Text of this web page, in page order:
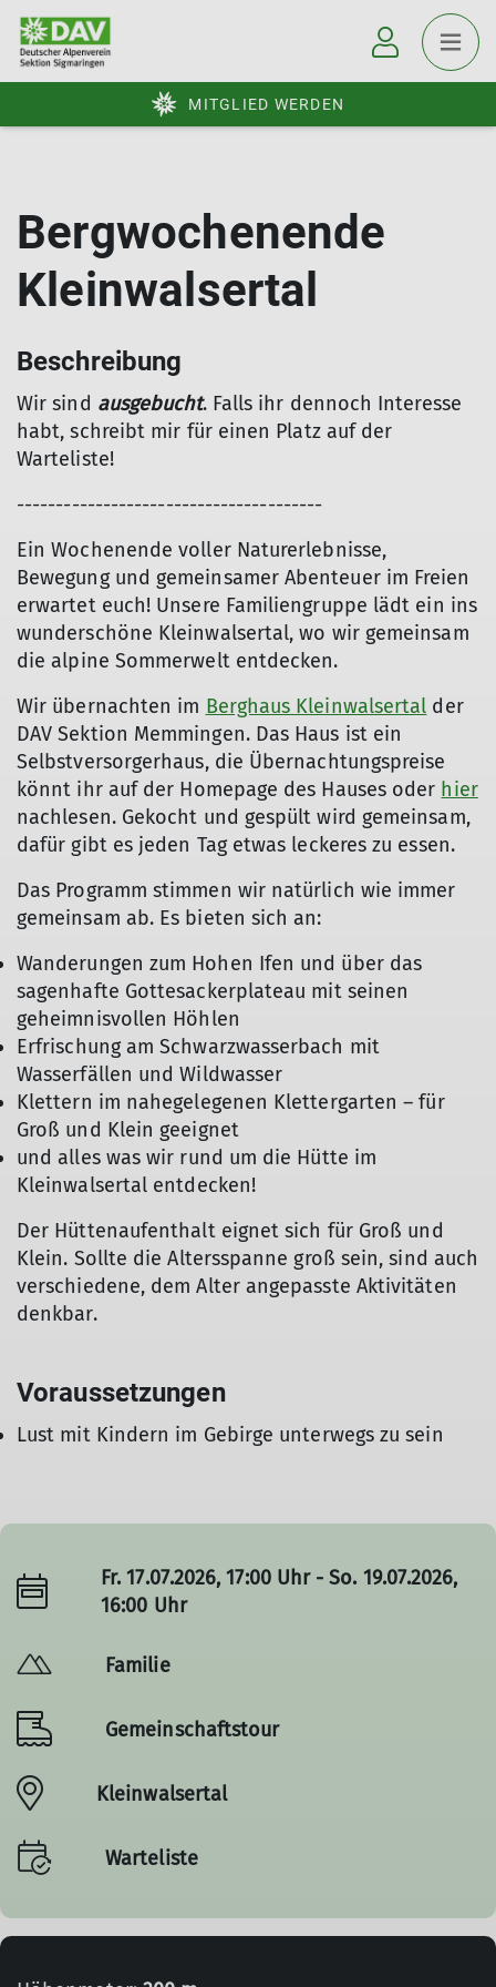
MITGLIED WERDEN
Bergwochenende
Kleinwalsertal
Beschreibung
Wir sind ausgebucht. Falls ihr dennoch Interesse
habt, schreibt mir für einen Platz auf der
Warteliste!
---------------------------------------
Ein Wochenende voller Naturerlebnisse,
Bewegung und gemeinsamer Abenteuer im Freien
erwartet euch! Unsere Familiengruppe lädt ein ins
wunderschöne Kleinwalsertal, wo wir gemeinsam
die alpine Sommerwelt entdecken.
Wir übernachten im Berghaus Kleinwalsertal der
DAV Sektion Memmingen. Das Haus ist ein
Selbstversorgerhaus, die Übernachtungspreise
könnt ihr auf der Homepage des Hauses oder hier
nachlesen. Gekocht und gespült wird gemeinsam,
dafür gibt es jeden Tag etwas leckeres zu essen.
Das Programm stimmen wir natürlich wie immer
gemeinsam ab. Es bieten sich an:
Wanderungen zum Hohen Ifen und über das
sagenhafte Gottesackerplateau mit seinen
geheimnisvollen Höhlen
Erfrischung am Schwarzwasserbach mit
Wasserfällen und Wildwasser
Klettern im nahegelegenen Klettergarten – für
Groß und Klein geeignet
und alles was wir rund um die Hütte im
Kleinwalsertal entdecken!
Der Hüttenaufenthalt eignet sich für Groß und
Klein. Sollte die Altersspanne groß sein, sind auch
verschiedene, dem Alter angepasste Aktivitäten
denkbar.
Voraussetzungen
Lust mit Kindern im Gebirge unterwegs zu sein
Fr. 17.07.2026, 17:00 Uhr - So. 19.07.2026,
16:00 Uhr
Familie
Gemeinschaftstour
Kleinwalsertal
Warteliste